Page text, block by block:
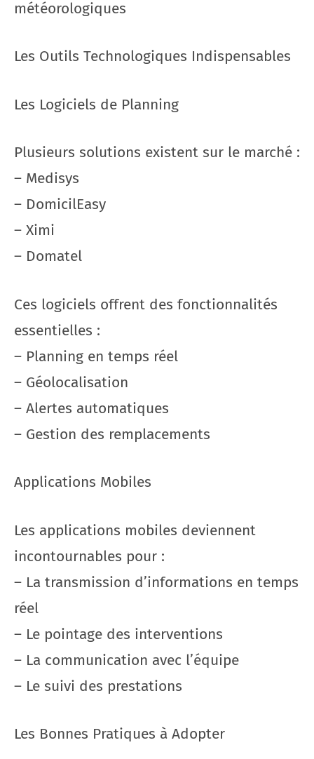
météorologiques
Les Outils Technologiques Indispensables
Les Logiciels de Planning
Plusieurs solutions existent sur le marché :
– Medisys
– DomicilEasy
– Ximi
– Domatel
Ces logiciels offrent des fonctionnalités
essentielles :
– Planning en temps réel
– Géolocalisation
– Alertes automatiques
– Gestion des remplacements
Applications Mobiles
Les applications mobiles deviennent
incontournables pour :
– La transmission d’informations en temps
réel
– Le pointage des interventions
– La communication avec l’équipe
– Le suivi des prestations
Les Bonnes Pratiques à Adopter